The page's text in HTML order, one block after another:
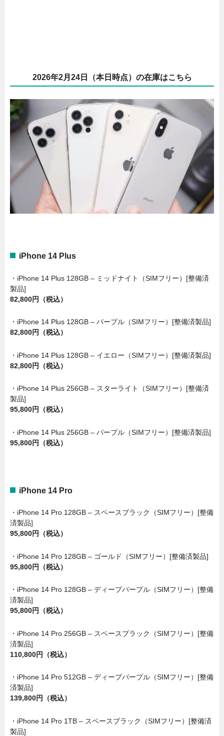
2026年2月24日（本日時点）の在庫はこちら
iPhone 14 Plus
・iPhone 14 Plus 128GB – ミッドナイト（SIMフリー）[整備済
製品]
82,800円（税込）
・iPhone 14 Plus 128GB – パープル（SIMフリー）[整備済製品]
82,800円（税込）
・iPhone 14 Plus 128GB – イエロー（SIMフリー）[整備済製品]
82,800円（税込）
・iPhone 14 Plus 256GB – スターライト（SIMフリー）[整備済
製品]
95,800円（税込）
・iPhone 14 Plus 256GB – パープル（SIMフリー）[整備済製品]
95,800円（税込）
iPhone 14 Pro
・iPhone 14 Pro 128GB – スペースブラック（SIMフリー）[整備
済製品]
95,800円（税込）
・iPhone 14 Pro 128GB – ゴールド（SIMフリー）[整備済製品]
95,800円（税込）
・iPhone 14 Pro 128GB – ディープパープル（SIMフリー）[整備
済製品]
95,800円（税込）
・iPhone 14 Pro 256GB – スペースブラック（SIMフリー）[整備
済製品]
110,800円（税込）
・iPhone 14 Pro 512GB – ディープパープル（SIMフリー）[整備
済製品]
139,800円（税込）
・iPhone 14 Pro 1TB – スペースブラック（SIMフリー）[整備済
製品]